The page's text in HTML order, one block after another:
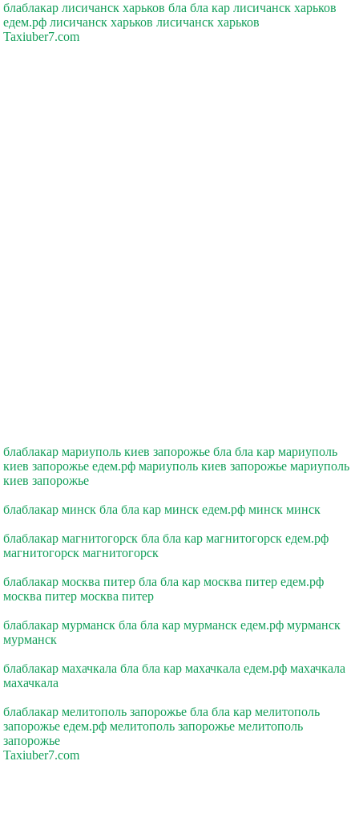
блаблакар лисичанск харьков бла бла кар лисичанск харьков
едем.рф лисичанск харьков лисичанск харьков
Taxiuber7.com
блаблакар мариуполь киев запорожье бла бла кар мариуполь
киев запорожье едем.рф мариуполь киев запорожье мариуполь
киев запорожье
блаблакар минск бла бла кар минск едем.рф минск минск
блаблакар магнитогорск бла бла кар магнитогорск едем.рф
магнитогорск магнитогорск
блаблакар москва питер бла бла кар москва питер едем.рф
москва питер москва питер
блаблакар мурманск бла бла кар мурманск едем.рф мурманск
мурманск
блаблакар махачкала бла бла кар махачкала едем.рф махачкала
махачкала
блаблакар мелитополь запорожье бла бла кар мелитополь
запорожье едем.рф мелитополь запорожье мелитополь
запорожье
Taxiuber7.com